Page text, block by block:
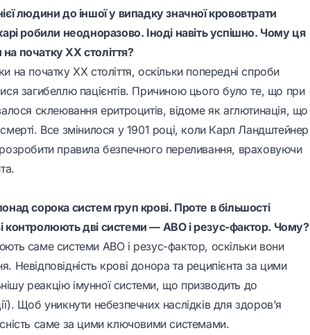
людини до іншої у випадку значної крововтрати
робили неодноразово. Іноді навіть успішно. Чому ця
початку XX століття?
на початку XX століття, оскільки попередні спроби
загибеллю пацієнтів. Причиною цього було те, що при
склеювання еритроцитів, відоме як аглютинація, що
Все змінилося у 1901 році, коли Карл Ландштейнер
правила безпечного переливання, враховуючи
сорока систем груп крові. Проте в більшості
контролюють дві системи — АВО і резус-фактор. Чому?
саме системи АВО і резус-фактор, оскільки вони
Невідповідність крові донора та реципієнта за цими
реакцію імунної системи, що призводить до
Щоб уникнути небезпечних наслідків для здоров’я
саме за цими ключовими системами.